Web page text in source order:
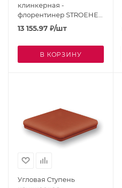
клинкерная -
флорентинер STROEHER
Keraplatte Aera Pinar
13 155.97 ₽/шт
В КОРЗИНУ
Угловая Ступень